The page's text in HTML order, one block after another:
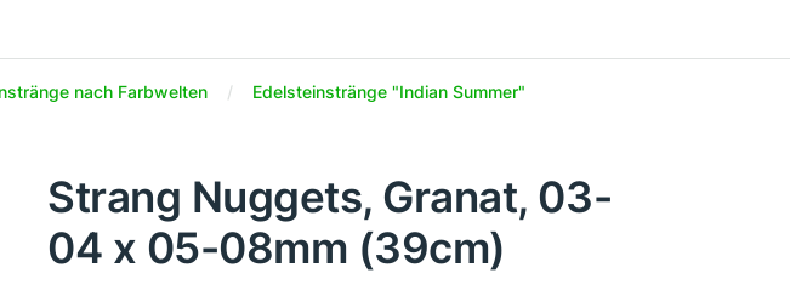
nach Farbwelten
Edelsteinstränge "Indian Summer"
Strang Nuggets, Granat, 03-
04 x 05-08mm (39cm)